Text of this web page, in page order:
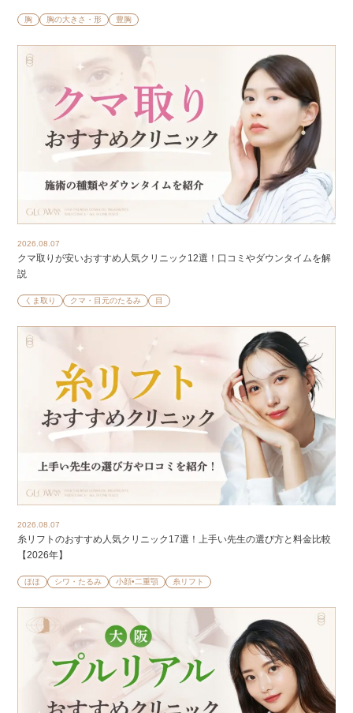
胸 胸の大きさ・形 豊胸
2026.08.07
クマ取りが安いおすすめ人気クリニック12選！口コミやダウンタイムを解
説
くま取り クマ・目元のたるみ 目
2026.08.07
糸リフトのおすすめ人気クリニック17選！上手い先生の選び方と料金比較
【2026年】
ほほ シワ・たるみ 小顔•二重顎 糸リフト